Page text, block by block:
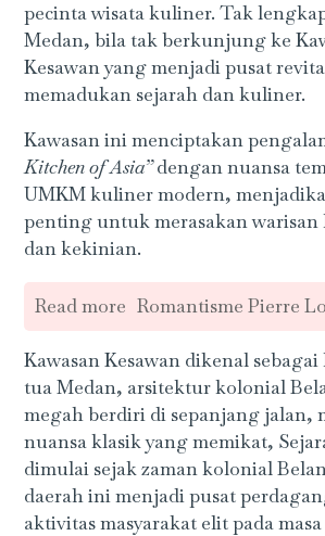
pecinta wisata kuliner. Tak
Medan, bila tak berkunjung ke
Kesawan yang menjadi pusat
memadukan sejarah dan kuliner.
Kawasan ini menciptakan
Kitchen of Asia”dengan nuansa
UMKM kuliner modern,
penting untuk merasakan
dan kekinian.
Read more Romantisme Pierre
Kawasan Kesawan dikenal
tua Medan, arsitektur kolonial
megah berdiri di sepanjang jalan,
nuansa klasik yang memikat,
dimulai sejak zaman kolonial
daerah ini menjadi pusat
aktivitas masyarakat elit pada